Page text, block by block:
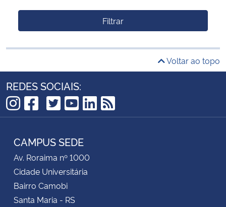
Filtrar
Voltar ao topo
REDES SOCIAIS:
Instagram
Facebook
TikTok
Twitter
YouTube
LinkedIn
RSS
CAMPUS SEDE
Av. Roraima nº 1000
Cidade Universitária
Bairro Camobi
Santa Maria - RS